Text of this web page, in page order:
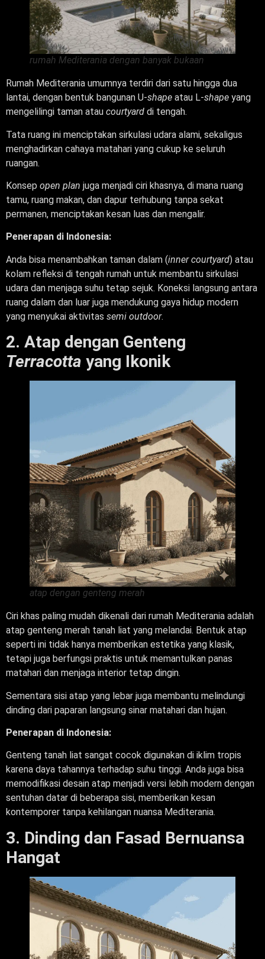
rumah Mediterania dengan banyak bukaan
Rumah Mediterania umumnya terdiri dari satu hingga dua
lantai, dengan bentuk bangunan U-shape atau L-shape yang
mengelilingi taman atau courtyard di tengah.
Tata ruang ini menciptakan sirkulasi udara alami, sekaligus
menghadirkan cahaya matahari yang cukup ke seluruh
ruangan.
Konsep open plan juga menjadi ciri khasnya, di mana ruang
tamu, ruang makan, dan dapur terhubung tanpa sekat
permanen, menciptakan kesan luas dan mengalir.
Penerapan di Indonesia:
Anda bisa menambahkan taman dalam (inner courtyard) atau
kolam refleksi di tengah rumah untuk membantu sirkulasi
udara dan menjaga suhu tetap sejuk. Koneksi langsung antara
ruang dalam dan luar juga mendukung gaya hidup modern
yang menyukai aktivitas semi outdoor.
2. Atap dengan Genteng
Terracotta yang Ikonik
atap dengan genteng merah
Ciri khas paling mudah dikenali dari rumah Mediterania adalah
atap genteng merah tanah liat yang melandai. Bentuk atap
seperti ini tidak hanya memberikan estetika yang klasik,
tetapi juga berfungsi praktis untuk memantulkan panas
matahari dan menjaga interior tetap dingin.
Sementara sisi atap yang lebar juga membantu melindungi
dinding dari paparan langsung sinar matahari dan hujan.
Penerapan di Indonesia:
Genteng tanah liat sangat cocok digunakan di iklim tropis
karena daya tahannya terhadap suhu tinggi. Anda juga bisa
memodifikasi desain atap menjadi versi lebih modern dengan
sentuhan datar di beberapa sisi, memberikan kesan
kontemporer tanpa kehilangan nuansa Mediterania.
3. Dinding dan Fasad Bernuansa
Hangat